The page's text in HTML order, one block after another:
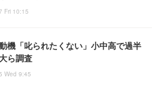
Fri 10:15
機「叱られたくない」小中高で過半
ら調査
Wed 9:45